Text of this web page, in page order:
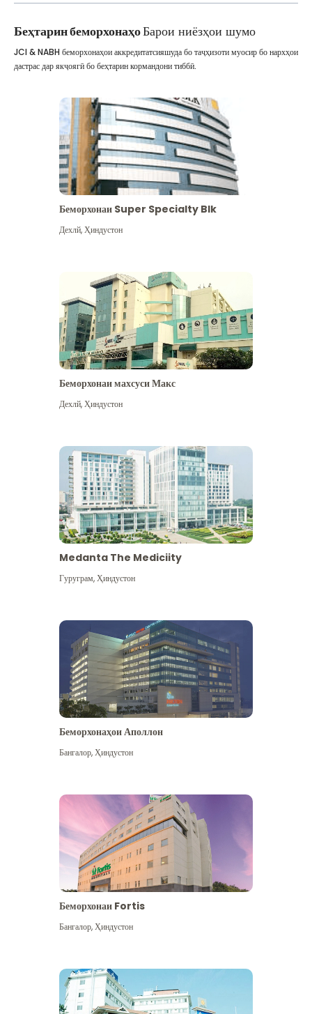
Беҳтарин беморхонаҳоБарои ниёзҳои шумо
Бештар дидан
JCI & NABH беморхонаҳои аккредитатсияшуда бо таҷҳизоти муосир бо нархҳои
дастрас дар якҷоягӣ бо беҳтарин кормандони тиббӣ.
Беморхонаи Super Specialty Blk
Дехлй,Ҳиндустон
Беморхонаи махсуси Макс
Дехлй,Ҳиндустон
Medanta The Mediciity
Гуруграм,Ҳиндустон
Беморхонаҳои Аполлон
Бангалор,Ҳиндустон
Беморхонаи Fortis
Бангалор,Ҳиндустон